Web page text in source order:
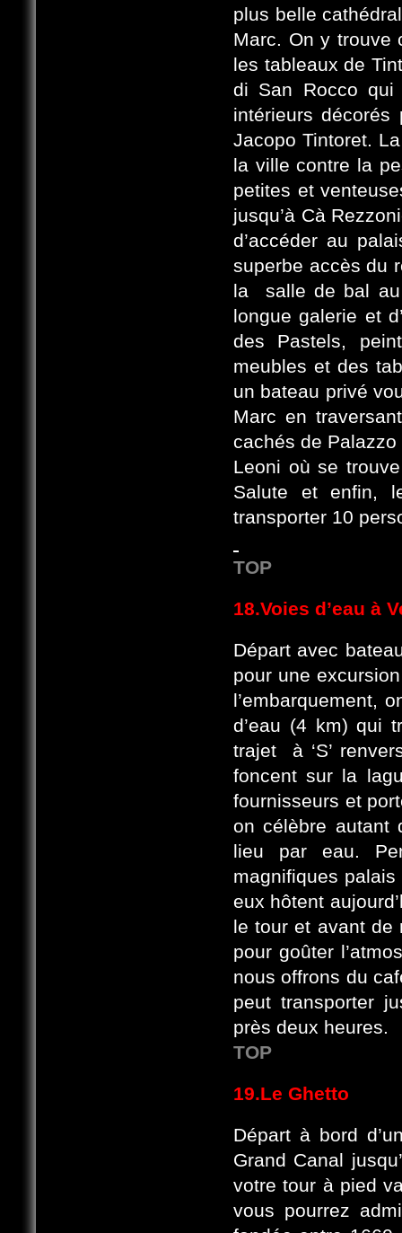
plus belle
Marc. On y trouve
les tableaux de
di San Rocco
intérieurs
Jacopo Tintoret.
la ville contre la
petites et
jusqu’à Cà
d’accéder au
superbe accès du
la salle de bal au
longue galerie et
des Pastels,
meubles et des
un bateau privé
Marc en
cachés de Palazzo
Leoni où se
Salute et enfin,
transporter 10
TOP
18.Voies d’eau à
Départ avec
pour une
l’embarquement,
d’eau (4 km) qui
trajet à ‘S’
foncent sur la
fournisseurs et
on célèbre autant
lieu par eau.
magnifiques
eux hôtent
le tour et avant de
pour goûter
nous offrons du
peut transporter
près deux heures.
TOP
19.Le Ghetto
Départ à bord
Grand Canal
votre tour à pied
vous pourrez